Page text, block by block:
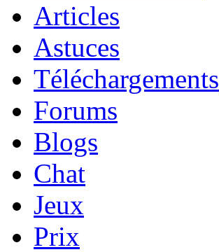
Articles
Astuces
Téléchargements
Forums
Blogs
Chat
Jeux
Prix